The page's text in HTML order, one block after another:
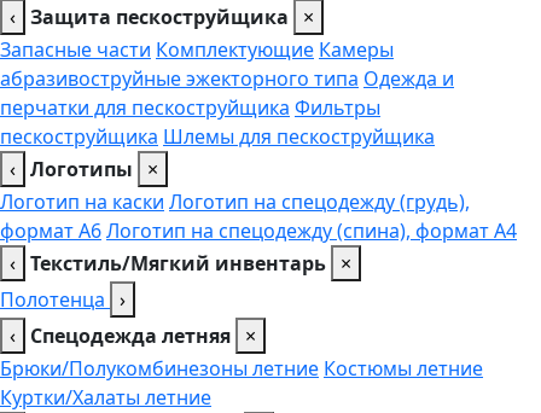
‹ Защита пескоструйщика
×
Запасные части Комплектующие Камеры
абразивоструйные эжекторного типа Одежда и
перчатки для пескоструйщика Фильтры
пескоструйщика Шлемы для пескоструйщика
‹ Логотипы
×
Логотип на каски Логотип на спецодежду (грудь),
формат А6Логотип на спецодежду (спина), формат А4
‹ Текстиль/Мягкий инвентарь ×
Полотенца ›
‹ Спецодежда летняя ×
Брюки/Полукомбинезоны летние Костюмы летние
Куртки/Халаты летние